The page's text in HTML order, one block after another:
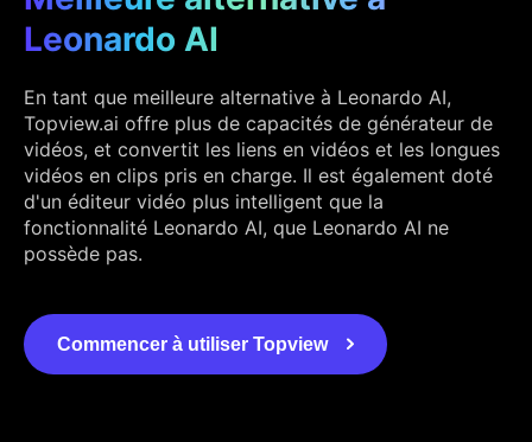
Leonardo AI
En tant que meilleure alternative à Leonardo AI,
Topview.ai offre plus de capacités de générateur de
vidéos, et convertit les liens en vidéos et les longues
vidéos en clips pris en charge. Il est également doté
d'un éditeur vidéo plus intelligent que la
fonctionnalité Leonardo AI, que Leonardo AI ne
possède pas.
Commencer à utiliser Topview